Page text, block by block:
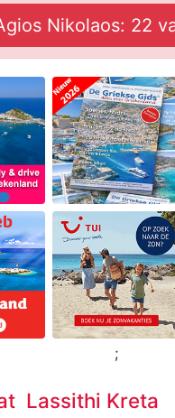
Nikolaos: 22
;
Lassithi Kreta